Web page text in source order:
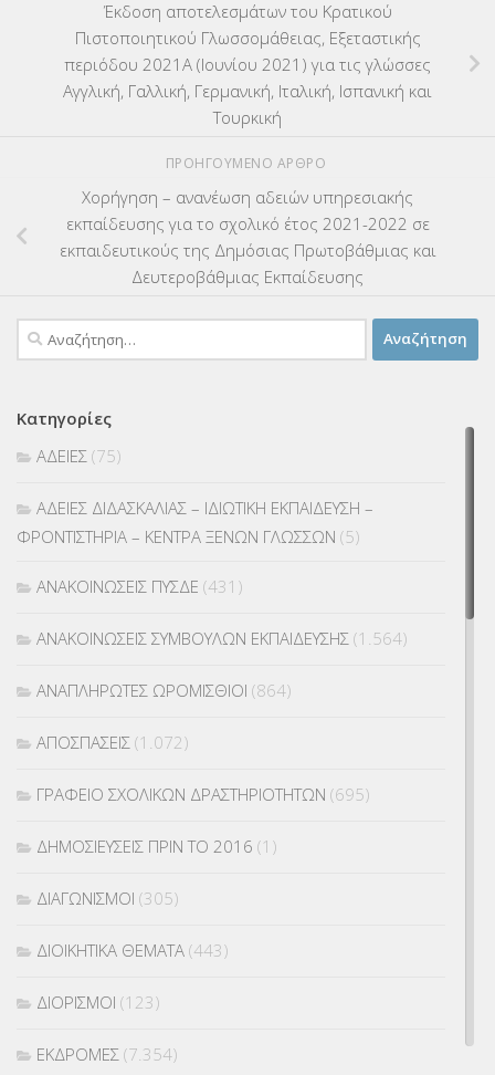
Έκδοση αποτελεσμάτων του Κρατικού
Πιστοποιητικού Γλωσσομάθειας, Εξεταστικής
περιόδου 2021Α (Ιουνίου 2021) για τις γλώσσες
Αγγλική, Γαλλική, Γερμανική, Ιταλική, Ισπανική και
Τουρκική
ΠΡΟΗΓΟΎΜΕΝΟ ΆΡΘΡΟ
Χορήγηση – ανανέωση αδειών υπηρεσιακής
εκπαίδευσης για το σχολικό έτος 2021-2022 σε
εκπαιδευτικούς της Δημόσιας Πρωτοβάθμιας και
Δευτεροβάθμιας Εκπαίδευσης
Αναζήτηση
για:
Κατηγορίες
ΑΔΕΙΕΣ (75)
ΑΔΕΙΕΣ ΔΙΔΑΣΚΑΛΙΑΣ – ΙΔΙΩΤΙΚΗ ΕΚΠΑΙΔΕΥΣΗ –
ΦΡΟΝΤΙΣΤΗΡΙΑ – ΚΕΝΤΡΑ ΞΕΝΩΝ ΓΛΩΣΣΩΝ (5)
ΑΝΑΚΟΙΝΩΣΕΙΣ ΠΥΣΔΕ (431)
ΑΝΑΚΟΙΝΩΣΕΙΣ ΣΥΜΒΟΥΛΩΝ ΕΚΠΑΙΔΕΥΣΗΣ (1.564)
ΑΝΑΠΛΗΡΩΤΕΣ ΩΡΟΜΙΣΘΙΟΙ (864)
ΑΠΟΣΠΑΣΕΙΣ (1.072)
ΓΡΑΦΕΙΟ ΣΧΟΛΙΚΩΝ ΔΡΑΣΤΗΡΙΟΤΗΤΩΝ (695)
ΔΗΜΟΣΙΕΥΣΕΙΣ ΠΡΙΝ ΤΟ 2016 (1)
ΔΙΑΓΩΝΙΣΜΟΙ (305)
ΔΙΟΙΚΗΤΙΚΑ ΘΕΜΑΤΑ (443)
ΔΙΟΡΙΣΜΟΙ (123)
ΕΚΔΡΟΜΕΣ (7.354)